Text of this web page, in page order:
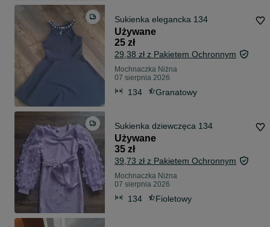
Sukienka elegancka 134
Używane
25 zł
29,38 zł z Pakietem Ochronnym
Mochnaczka Niżna
07 sierpnia 2026
134 Granatowy
Sukienka dziewczęca 134
Używane
35 zł
39,73 zł z Pakietem Ochronnym
Mochnaczka Niżna
07 sierpnia 2026
134 Fioletowy